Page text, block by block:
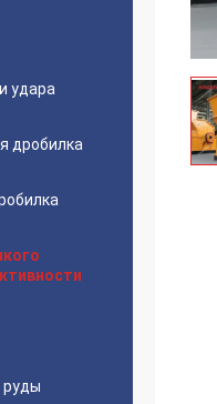
удара
дробилка
руды